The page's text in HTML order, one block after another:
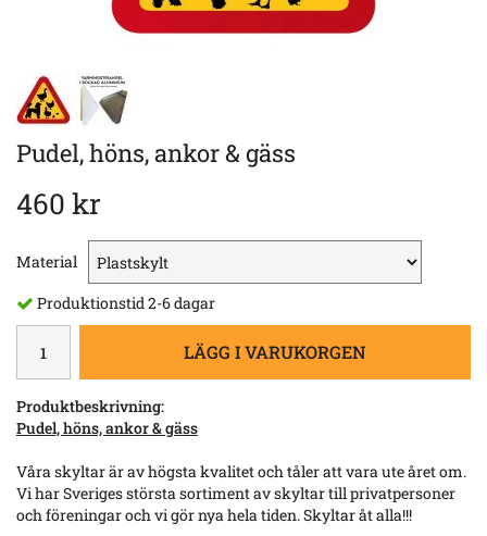
Pudel, höns, ankor & gäss
460 kr
Material
Produktionstid 2-6 dagar
LÄGG I VARUKORGEN
Produktbeskrivning:
Pudel, höns, ankor & gäss
Våra skyltar är av högsta kvalitet och tåler att vara ute året om.
Vi har Sveriges största sortiment av skyltar till privatpersoner
och föreningar och vi gör nya hela tiden. Skyltar åt alla!!!